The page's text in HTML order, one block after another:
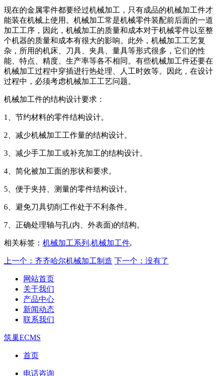
现在的金属零件都要经过机械加工，只有成品的机械加工件才
能装在机械上使用。机械加工常是机械零件装配前后面的一道
加工工序，因此，机械加工的质量和成本对于机械零件以至整
个机器的质量和成本有很大的影响。此外，机械加工工艺复
杂，所用的机床、刀具、夹具、量具等形式很多，它们的性
能、特点、精度、生产率等各不相同。有些机械加工件还要在
机械加工过程中穿插进行热处理、人工时效等。因此，在设计
过程中，必须考虑机械加工工艺问题。
机械加工件的结构设计要求：
1、节约材料的零件结构设计。
2、减少机械加工工作量的结构设计。
3、减少手工加工或补充加工的结构设计。
4、简化被加工面的形状和要求。
5、便于夹持、测量的零件结构设计。
6、避免刀具切削工作处于不利条件。
7、正确处理轴与孔(内、外表面)的结构。
相关标签： 机械加工系列 ,机械加工件,
上一个：齐齐哈尔机械加工制造 下一个：没有了
网站首页
关于我们
产品中心
新闻动态
联系我们
筑巢ECMS
首页
电话咨询